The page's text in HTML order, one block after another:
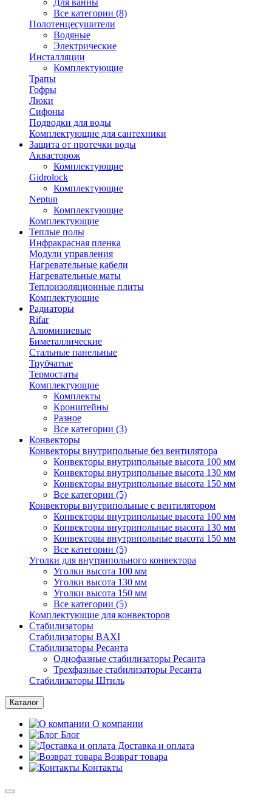
Для ванны
Все категории (8)
Полотенцесушители
Водяные
Электрические
Инсталляции
Комплектующие
Трапы
Гофры
Люки
Сифоны
Подводки для воды
Комплектующие для сантехники
Защита от протечки воды
Аквасторож
Комплектующие
Gidrolock
Комплектующие
Neptun
Комплектующие
Комплектующие
Теплые полы
Инфракрасная пленка
Модули управления
Нагревательные кабели
Нагревательные маты
Теплоизоляционные плиты
Комплектующие
Радиаторы
Rifar
Алюминиевые
Биметаллические
Стальные панельные
Трубчатые
Термостаты
Комплектующие
Комплекты
Кронштейны
Разное
Все категории (3)
Конвекторы
Конвекторы внутрипольные без вентилятора
Конвекторы внутрипольные высота 100 мм
Конвекторы внутрипольные высота 130 мм
Конвекторы внутрипольные высота 150 мм
Все категории (5)
Конвекторы внутрипольные с вентилятором
Конвекторы внутрипольные высота 100 мм
Конвекторы внутрипольные высота 130 мм
Конвекторы внутрипольные высота 150 мм
Все категории (5)
Уголки для внутрипольного конвектора
Уголки высота 100 мм
Уголки высота 130 мм
Уголки высота 150 мм
Все категории (5)
Комплектующие для конвекторов
Стабилизаторы
Стабилизаторы BAXI
Стабилизаторы Ресанта
Однофазные стабилизаторы Ресанта
Трехфазные стабилизаторы Ресанта
Стабилизаторы Штиль
Каталог
О компании
Блог
Доставка и оплата
Возврат товара
Контакты